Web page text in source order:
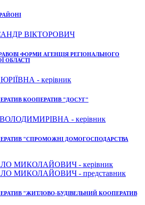
ВІКТОРОВИЧ
ФОРМИ АГЕНЦІЯ РЕГІОНАЛЬНОГО
ОБЛАСТІ
- керівник
КООПЕРАТИВ "ДОСУГ"
- керівник
"СПРОМОЖНІ ДОМОГОСПОДАРСТВА
МИКОЛАЙОВИЧ - керівник
МИКОЛАЙОВИЧ - представник
"ЖИТЛОВО-БУДІВЕЛЬНИЙ КООПЕРАТИВ